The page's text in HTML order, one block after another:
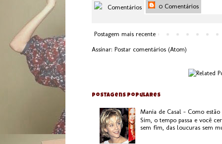
Comentários 0 Comentários
Postagem mais recente
Assinar: Postar comentários (Atom)
Postagens populares
Mania de Casal - Como
Sim, o tempo passa e você
sem fim, das loucuras sem